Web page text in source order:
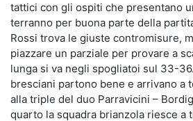
tattici con gli ospiti che presentano
terranno per buona parte della
Rossi trova le giuste contromisure,
piazzare un parziale per provare a
lunga si va negli spogliatoi sul 33-
bresciani partono bene e arrivano a
alla triple del duo Parravicini –
quarto la squadra brianzola riesce a